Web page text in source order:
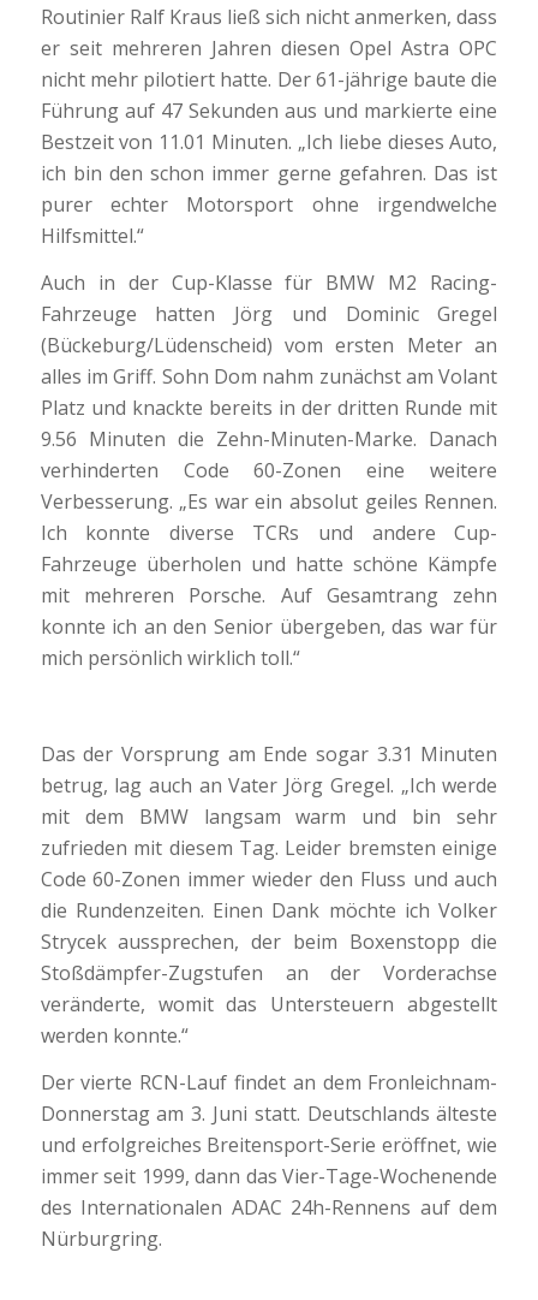
Routinier Ralf Kraus ließ sich nicht anmerken, dass
er seit mehreren Jahren diesen Opel Astra OPC
nicht mehr pilotiert hatte. Der 61-jährige baute die
Führung auf 47 Sekunden aus und markierte eine
Bestzeit von 11.01 Minuten. „Ich liebe dieses Auto,
ich bin den schon immer gerne gefahren. Das ist
purer echter Motorsport ohne irgendwelche
Hilfsmittel.“
Auch in der Cup-Klasse für BMW M2 Racing-
Fahrzeuge hatten Jörg und Dominic Gregel
(Bückeburg/Lüdenscheid) vom ersten Meter an
alles im Griff. Sohn Dom nahm zunächst am Volant
Platz und knackte bereits in der dritten Runde mit
9.56 Minuten die Zehn-Minuten-Marke. Danach
verhinderten Code 60-Zonen eine weitere
Verbesserung. „Es war ein absolut geiles Rennen.
Ich konnte diverse TCRs und andere Cup-
Fahrzeuge überholen und hatte schöne Kämpfe
mit mehreren Porsche. Auf Gesamtrang zehn
konnte ich an den Senior übergeben, das war für
mich persönlich wirklich toll.“
Das der Vorsprung am Ende sogar 3.31 Minuten
betrug, lag auch an Vater Jörg Gregel. „Ich werde
mit dem BMW langsam warm und bin sehr
zufrieden mit diesem Tag. Leider bremsten einige
Code 60-Zonen immer wieder den Fluss und auch
die Rundenzeiten. Einen Dank möchte ich Volker
Strycek aussprechen, der beim Boxenstopp die
Stoßdämpfer-Zugstufen an der Vorderachse
veränderte, womit das Untersteuern abgestellt
werden konnte.“
Der vierte RCN-Lauf findet an dem Fronleichnam-
Donnerstag am 3. Juni statt. Deutschlands älteste
und erfolgreiches Breitensport-Serie eröffnet, wie
immer seit 1999, dann das Vier-Tage-Wochenende
des Internationalen ADAC 24h-Rennens auf dem
Nürburgring.